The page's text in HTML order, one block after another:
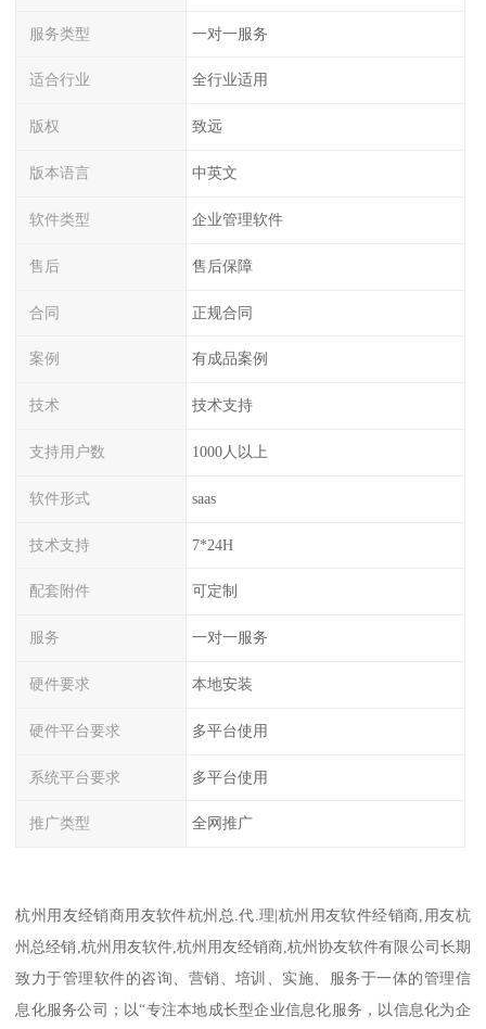
服务类型 一对一服务
适合行业 全行业适用
版权 致远
版本语言 中英文
软件类型 企业管理软件
售后 售后保障
合同 正规合同
案例 有成品案例
技术 技术支持
支持用户数 1000人以上
软件形式 saas
技术支持 7*24H
配套附件 可定制
服务 一对一服务
硬件要求 本地安装
硬件平台要求 多平台使用
系统平台要求 多平台使用
推广类型 全网推广
杭州用友经销商用友软件杭州总.代.理|杭州用友软件经销商,用友杭
州总经销,杭州用友软件,杭州用友经销商,杭州协友软件有限公司长期
致力于管理软件的咨询、营销、培训、实施、服务于一体的管理信
息化服务公司；以“专注本地成长型企业信息化服务，以信息化为企